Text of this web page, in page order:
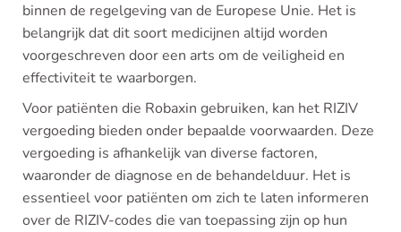
binnen de regelgeving van de Europese Unie. Het is
belangrijk dat dit soort medicijnen altijd worden
voorgeschreven door een arts om de veiligheid en
effectiviteit te waarborgen.
Voor patiënten die Robaxin gebruiken, kan het RIZIV
vergoeding bieden onder bepaalde voorwaarden. Deze
vergoeding is afhankelijk van diverse factoren,
waaronder de diagnose en de behandelduur. Het is
essentieel voor patiënten om zich te laten informeren
over de RIZIV-codes die van toepassing zijn op hun